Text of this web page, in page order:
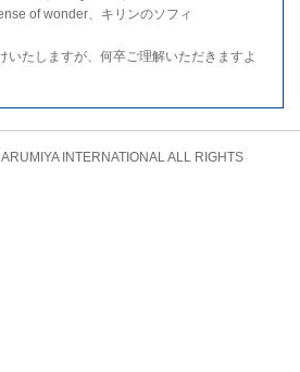
of wonder、キリンのソフィ
いたしますが、何卒ご理解いただきますよ